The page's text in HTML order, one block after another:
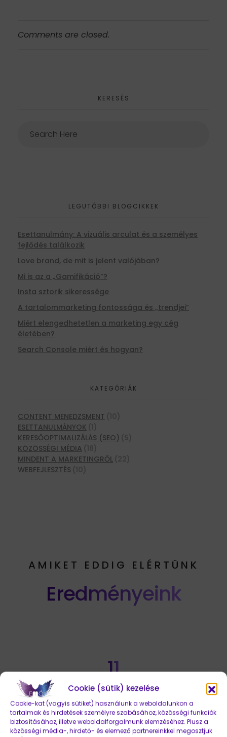
Cookie (sütik) kezelése
Cookie-kat (vagyis sütiket) használunk a weboldalunkon a
tartalmak és hirdetések személyre szabásához, közösségi funkciók
biztosításához, illetve weboldalforgalmunk elemzéséhez. Plusz a
közösségi média-, hirdető- és elemező partnereinkkel megosztjuk
Comments are closed.
KERESÉS
LEGUTÓBBI BLOGCIKKEK
Esettanulmány: A vizuális arculat és a személyes
fejlődés találkozik
Love brand, de mit is jelent valójában?
Mi is az a „Gamifikáció”?
Insta sztorik sikeressége
A tartalommarketing fontossága és „trendjei”
Miért elengedhetetlen a marketing egy cég
életében?
Search Console miért és hogyan?
KATEGÓRIÁK
CONTENT MENEDZSMENT
ESETTANULMÁNYOK
KERESŐOPTIMALIZÁLÁS (SEO)
KÖZÖSSÉGI MÉDIA
MINDENT A MARKETINGRŐL
WEBFEJLESZTÉS
AMIKET EDDIG ELÉRTÜNK
Eredményeink
11
év tapasztalat a marketing
szakmában